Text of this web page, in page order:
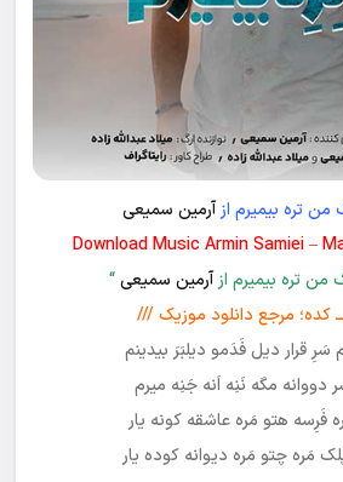
من تره بیمیرم از آرمین سمیعی
Download Music Armin Samiei –
من تره بیمیرم از آرمین سمیعی“
کده؛ مرجع دانلود موزیک ///
قرار‌ دیل فَدَمو‌ دیلبَرَ بیدینم
دووانه مگه نَنِه اَنه جَنِه میرم
فَرِسه هتو مَره عاشقه کونه یار
مَره چتو مَره دیوانه کوده‌ یار